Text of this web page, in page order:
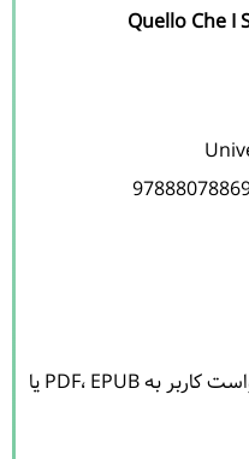
Quello Che I